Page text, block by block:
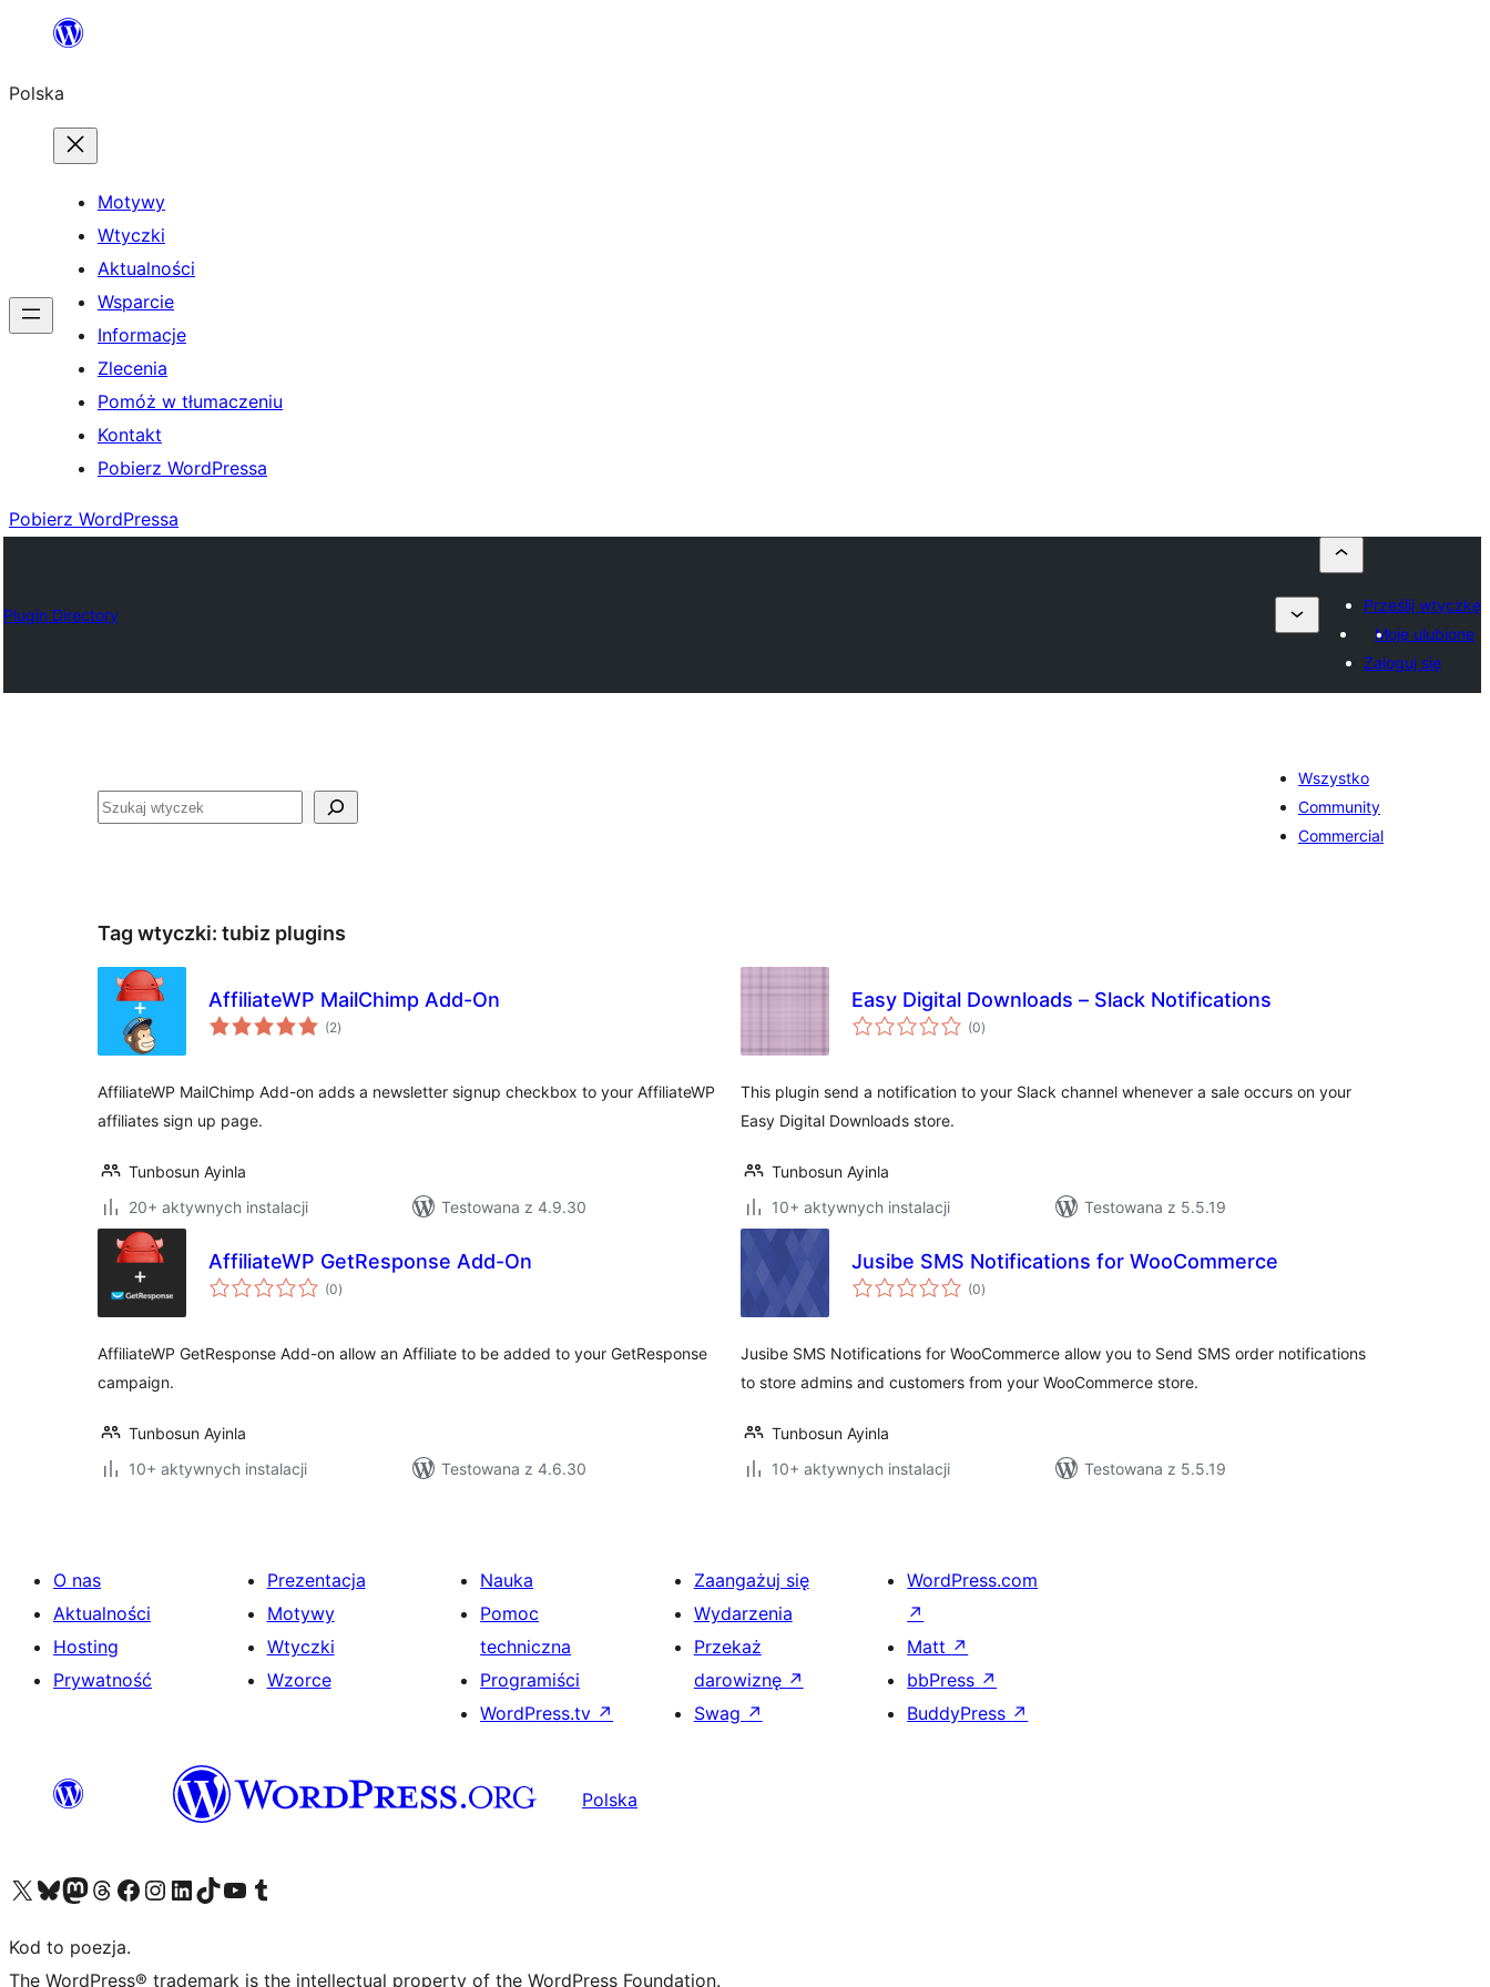
Przejdź
treści
Polska
Motywy
Wtyczki
Aktualności
Wsparcie
Informacje
Zlecenia
Pomóż w tłumaczeniu
Kontakt
Pobierz WordPressa
Pobierz WordPressa
Plugin Directory
Prześlij wtyczkę
Moje ulubione
Zaloguj się
Szukaj
Wszystko
Community
Commercial
Tag wtyczki: tubiz plugins
AffiliateWP MailChimp Add-On
(2wszystkich
ocen
)
AffiliateWP MailChimp Add-on adds a newsletter signup checkbox to your AffiliateWP
affiliates sign up page.
Tunbosun Ayinla
20+ aktywnych instalacji
Testowana z 4.9.30
Easy Digital Downloads – Slack Notifications
(0wszystkich
ocen
)
This plugin send a notification to your Slack channel whenever a sale occurs on your
Easy Digital Downloads store.
Tunbosun Ayinla
10+ aktywnych instalacji
Testowana z 5.5.19
AffiliateWP GetResponse Add-On
(0wszystkich
ocen
)
AffiliateWP GetResponse Add-on allow an Affiliate to be added to your GetResponse
campaign.
Tunbosun Ayinla
10+ aktywnych instalacji
Testowana z 4.6.30
Jusibe SMS Notifications for WooCommerce
(0wszystkich
ocen
)
Jusibe SMS Notifications for WooCommerce allow you to Send SMS order notifications
to store admins and customers from your WooCommerce store.
Tunbosun Ayinla
10+ aktywnych instalacji
Testowana z 5.5.19
O nas
Aktualności
Hosting
Prywatność
Prezentacja
Motywy
Wtyczki
Wzorce
Nauka
Pomoc
techniczna
Programiści
WordPress.tv ↗
Zaangażuj się
Wydarzenia
Przekaż
darowiznę ↗
Swag ↗
WordPress.com
↗
Matt ↗
bbPress ↗
BuddyPress ↗
Polska
Odwiedź nasze konto X (dawniej Twitter)
Odwiedź nasze konto Bluesky
Odwiedź nasze konto na Mastodoncie
Odwiedź naszego Threadsa
Odwiedź naszego Facebooka
Odwiedź nasze konto na Instagramie
Odwiedź nasze konto na LinkedIn
Odwiedź naszego TikToka
Odwiedź nasz kanał YouTube
Odwiedź naszego Tumblra
Kod to poezja.
The WordPress® trademark is the intellectual property of the WordPress Foundation.